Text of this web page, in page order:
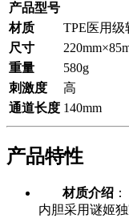
产品型号
材质
TPE医用级
尺寸
重量
580g
刺激度
高
通道长度 140mm
产品特性
材质介绍 ：
内胆采用谜姬